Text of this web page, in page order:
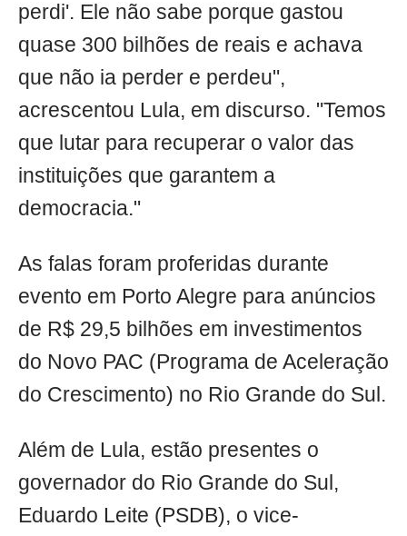
perdi'. Ele não sabe porque gastou
quase 300 bilhões de reais e achava
que não ia perder e perdeu",
acrescentou Lula, em discurso. "Temos
que lutar para recuperar o valor das
instituições que garantem a
democracia."
As falas foram proferidas durante
evento em Porto Alegre para anúncios
de R$ 29,5 bilhões em investimentos
do Novo PAC (Programa de Aceleração
do Crescimento) no Rio Grande do Sul.
Além de Lula, estão presentes o
governador do Rio Grande do Sul,
Eduardo Leite (PSDB), o vice-